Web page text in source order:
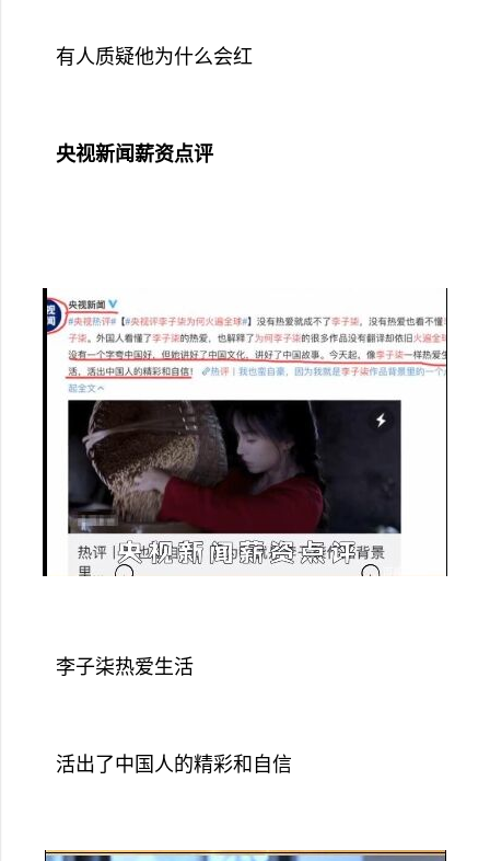
有人质疑他为什么会红
央视新闻薪资点评
李子柒热爱生活
活出了中国人的精彩和自信